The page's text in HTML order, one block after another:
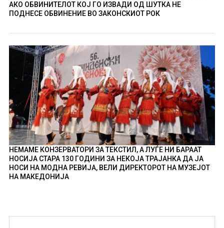
АКО ОБВИНИТЕЛОТ КОЈ ГО ИЗВАДИ ОД ШУТКА НЕ
ПОДНЕСЕ ОБВИНЕНИЕ ВО ЗАКОНСКИОТ РОК
НЕМАМЕ КОНЗЕРВАТОРИ ЗА ТЕКСТИЛ, А ЛУЃЕ НИ БАРААТ
НОСИЈА СТАРА 130 ГОДИНИ ЗА НЕКОЈА ТРАЈАНКА ДА ЈА
НОСИ НА МОДНА РЕВИЈА, ВЕЛИ ДИРЕКТОРОТ НА МУЗЕЈОТ
НА МАКЕДОНИЈА